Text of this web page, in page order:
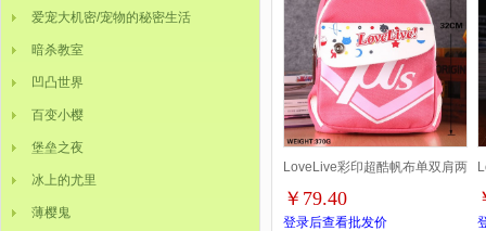
爱宠大机密/宠物的秘密生活
暗杀教室
凹凸世界
百变小樱
堡垒之夜
冰上的尤里
薄樱鬼
LoveLive彩印超酷帆布单双肩两
用背包
￥79.40
登录后查看批发价